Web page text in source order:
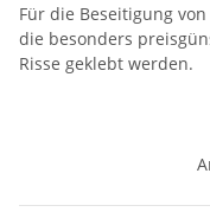
Für die Beseitigung
die besonders
Risse geklebt werden.